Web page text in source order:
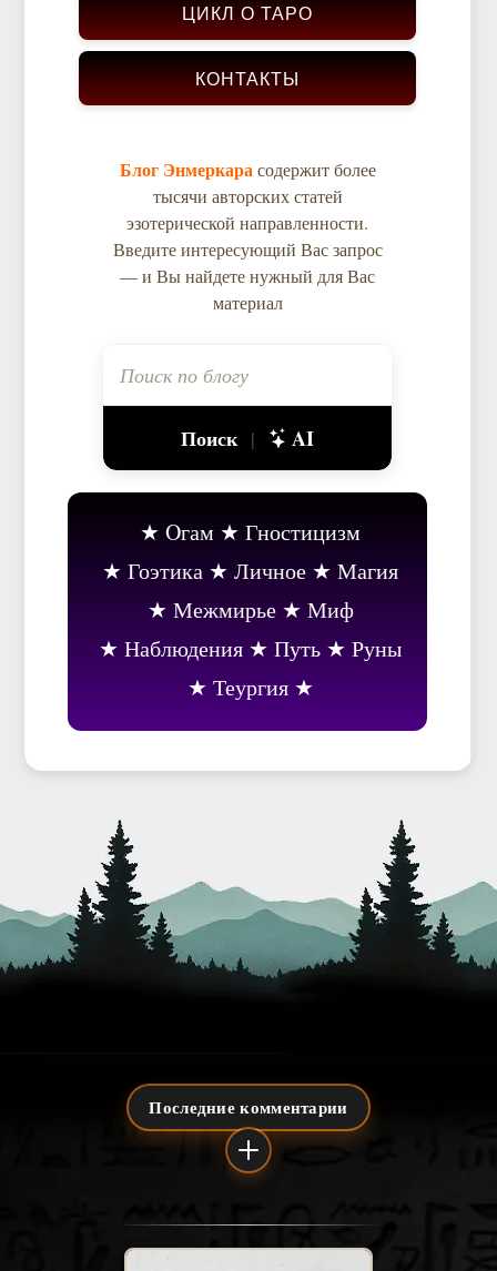
ЦИКЛ О ТАРО
КОНТАКТЫ
Блог Энмеркарасодержит более
тысячи авторских статей
эзотерической направленности.
Введите интересующий Вас запрос
— и Вы найдете нужный для Вас
материал
Поиск | AI
Oгам
Гностицизм
Гоэтика
Личное
Магия
Межмирье
Миф
Наблюдения
Путь
Руны
Теургия